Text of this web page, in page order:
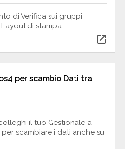
di Verifica sui gruppi
di stampa
open_in_new
per scambio Dati tra
il tuo Gestionale a
scambiare i dati anche su